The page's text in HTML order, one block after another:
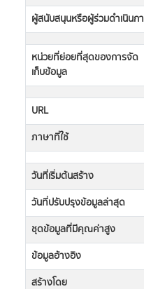
ผู้สนับสนุนหรือผู้ร่วมดำเนินก
หน่วยที่ย่อยที่สุดของการจัด
เก็บข้อมูล
URL
ภาษาที่ใช้
วันที่เริ่มต้นสร้าง
วันที่ปรับปรุงข้อมูลล่าสุด
ชุดข้อมูลที่มีคุณค่าสูง
ข้อมูลอ้างอิง
สร้างโดย